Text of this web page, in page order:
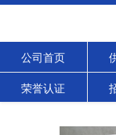
公司首页
荣誉认证